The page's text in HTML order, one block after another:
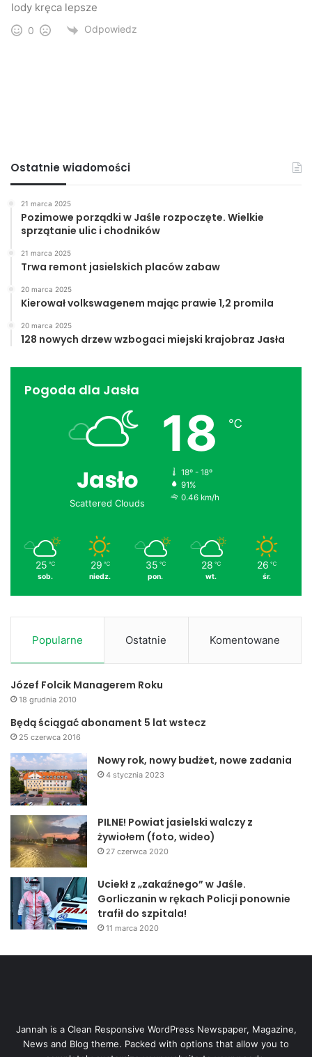
lody kręca lepsze
0 Odpowiedz
Ostatnie wiadomości
21 marca 2025
Pozimowe porządki w Jaśle rozpoczęte. Wielkie
sprzątanie ulic i chodników
21 marca 2025
Trwa remont jasielskich placów zabaw
20 marca 2025
Kierował volkswagenem mając prawie 1,2 promila
20 marca 2025
128 nowych drzew wzbogaci miejski krajobraz Jasła
Pogoda dla Jasła
Jasło
Scattered Clouds
18 ℃
18º - 18º
91%
0.46 km/h
25 ℃
sob.
29 ℃
niedz.
35 ℃
pon.
28 ℃
wt.
26 ℃
śr.
Popularne Ostatnie Komentowane
Józef Folcik Managerem Roku
18 grudnia 2010
Będą ściągać abonament 5 lat wstecz
25 czerwca 2016
Nowy rok, nowy budżet, nowe zadania
4 stycznia 2023
PILNE! Powiat jasielski walczy z
żywiołem (foto, wideo)
27 czerwca 2020
Uciekł z „zakaźnego” w Jaśle.
Gorliczanin w rękach Policji ponownie
trafił do szpitala!
11 marca 2020
Jannah is a Clean Responsive WordPress Newspaper, Magazine,
News and Blog theme. Packed with options that allow you to